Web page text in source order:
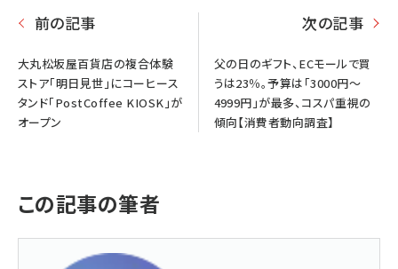
前の記事
大丸松坂屋百貨店の複合体験
ストア「明日見世」にコーヒース
タンド「PostCoffee KIOSK」が
オープン
次の記事
父の日のギフト、ECモールで買
うは23％。予算は「3000円～
4999円」が最多、コスパ重視の
傾向【消費者動向調査】
この記事の筆者